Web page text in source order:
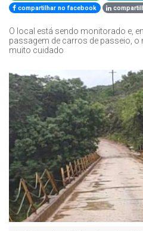
compartilhar no facebook
O local está sendo monitorado e,
passagem de carros de passeio,
muito cuidado